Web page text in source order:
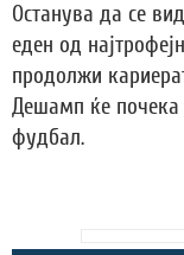
Останува да се
еден од
продолжи
Дешамп ќе почека
фудбал.